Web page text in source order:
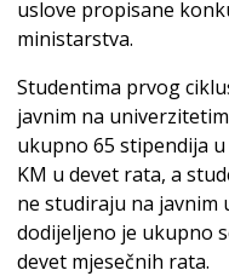
uslove propisane
ministarstva.
Studentima prvog
javnim na
ukupno 65 stipendija
KM u devet rata, a
ne studiraju na javnim
dodijeljeno je ukupno
devet mjesečnih rata.